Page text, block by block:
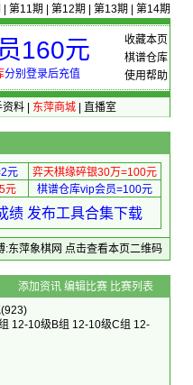
第11期 第12期 第13期 第14期
收藏本页
棋谱仓库
使用帮助
160元
分别登录后充值
资料| 东萍商城| 直播室
元
弈天棋缘碎银30万=100元
元 棋谱仓库vip会员=100元
绩 发布工具合集下载
:东萍象棋网 点击查看本页二维码
添加资讯 编辑比赛 比赛列表
12-10级B组 12-10级C组 12-